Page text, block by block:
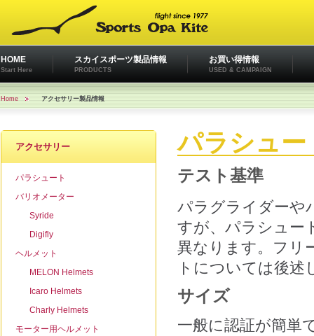
HOME
Start Here
スカイスポーツ製品情報
PRODUCTS
お買い得情報
USED & CAMPAIGN
Home アクセサリー製品情報
アクセサリー
パラシュート
バリオメーター
Syride
Digifly
ヘルメット
MELON Helmets
Icaro Helmets
Charly Helmets
モーター用ヘルメット
パラシュー
テスト基準
パラグライダーや
すが、パラシュー
異なります。フリ
トについては後述
サイズ
一般に認証が簡単